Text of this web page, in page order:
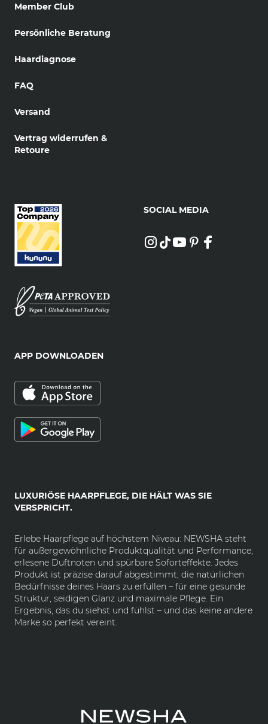
Member Club
Persönliche Beratung
Haardiagnose
FAQ
Versand
Vertrag widerrufen &
Retoure
LUXURIÖSE HAARPFLEGE, DIE HÄLT WAS SIE
VERSPRICHT.
Erlebe Haarpflege auf höchstem Niveau: NEWSHA steht
für außergewöhnliche Produktqualität und Performance,
erlesene Duftnoten und spürbare Soforteffekte. Jedes
Produkt ist präzise darauf abgestimmt, die natürlichen
Bedürfnisse deines Haars zu erfüllen – für eine gesunde
Struktur, seidigen Glanz und maximale Pflege. Ein
Ergebnis, das du siehst und fühlst – und das keine andere
Marke so perfekt vereint.
SOCIAL MEDIA
APP DOWNLOADEN